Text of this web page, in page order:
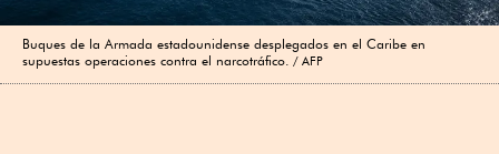
Buques de la Armada estadounidense desplegados en el Caribe en
supuestas operaciones contra el narcotráfico.
AFP